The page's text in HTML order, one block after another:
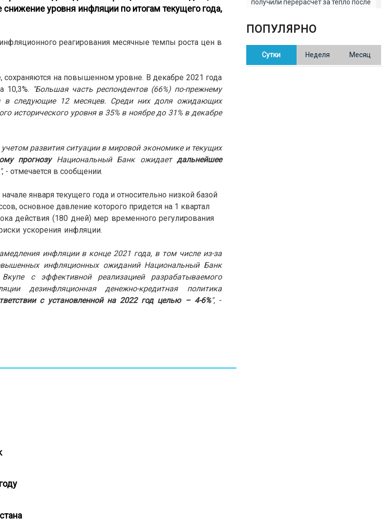
уровня инфляции по итогам текущего года,
реагирования месячные темпы роста цен в
на повышенном уровне. В декабре 2021 года
10,3%. "Большая часть респондентов (66%) по-прежнему
в следующие 12 месяцев. Среди них доля ожидающих
исторического уровня в 35% в ноябре до 31% в декабре
учетом развития ситуации в мировой экономике и текущих
прогнозуНациональный Банк ожидаетдальнейшее
, - отмечается в сообщении.
января текущего года и относительно низкой базой
основное давление которого придется на 1 квартал
действия (180 дней) мер временного регулирования
ускорения инфляции.
инфляции в конце 2021 года, в том числе из-за
инфляционных ожиданий Национальный Банк
с эффективной реализацией разрабатываемого
дезинфляционная денежно-кредитная политика
с установленной на 2022 год целью – 4-6%",-
получили перерасчёт за тепло после
В Казахстане готовят новую
редакцию Конституции: меняется
ПОПУЛЯРНО
Сутки Неделя Месяц